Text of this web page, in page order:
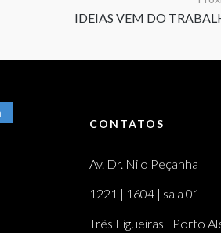
CONTATOS
Av. Dr. Nilo Peçanha
1221 | 1604 | sala 01
Três Figueiras | Porto